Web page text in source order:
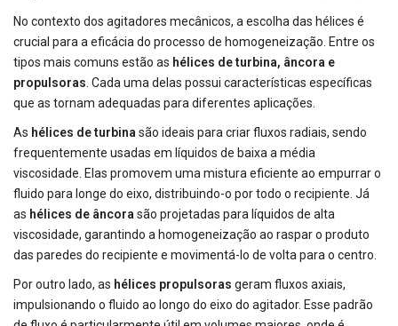
No contexto dos agitadores mecânicos, a escolha das hélices é
crucial para a eficácia do processo de homogeneização. Entre os
tipos mais comuns estão as hélices de turbina, âncora e
propulsoras. Cada uma delas possui características específicas
que as tornam adequadas para diferentes aplicações.
As hélices de turbinasão ideais para criar fluxos radiais, sendo
frequentemente usadas em líquidos de baixa a média
viscosidade. Elas promovem uma mistura eficiente ao empurrar o
fluido para longe do eixo, distribuindo-o por todo o recipiente. Já
as hélices de âncorasão projetadas para líquidos de alta
viscosidade, garantindo a homogeneização ao raspar o produto
das paredes do recipiente e movimentá-lo de volta para o centro.
Por outro lado, as hélices propulsoras geram fluxos axiais,
impulsionando o fluido ao longo do eixo do agitador. Esse padrão